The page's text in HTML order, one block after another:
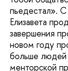
пьедестал».
Елизавета
завершения
новом году
больше людей
менторской